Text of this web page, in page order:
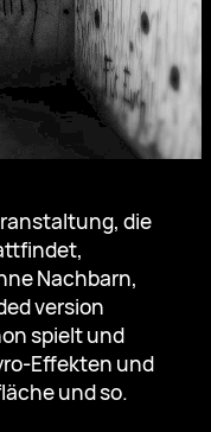
die
Nachbarn,
version
spielt und
Effekten und
und so.